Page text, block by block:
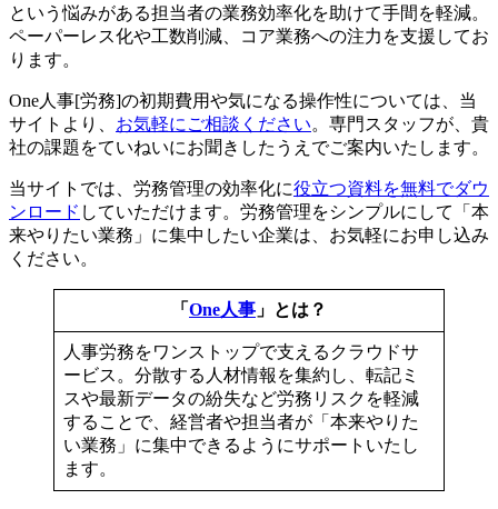
という悩みがある担当者の業務効率化を助けて手間を軽減。
ペーパーレス化や工数削減、コア業務への注力を支援してお
ります。
One人事[労務]の初期費用や気になる操作性については、当
サイトより、 お気軽にご相談ください。専門スタッフが、貴
社の課題をていねいにお聞きしたうえでご案内いたします。
当サイトでは、労務管理の効率化に役立つ資料を無料でダウ
ンロード していただけます。労務管理をシンプルにして「本
来やりたい業務」に集中したい企業は、お気軽にお申し込み
ください。
「 One人事 」とは？
人事労務をワンストップで支えるクラウドサ
ービス。分散する人材情報を集約し、転記ミ
スや最新データの紛失など労務リスクを軽減
することで、経営者や担当者が「本来やりた
い業務」に集中できるようにサポートいたし
ます。